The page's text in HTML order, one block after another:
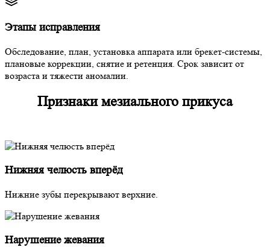
Этапы исправления
Обследование, план, установка аппарата или брекет-системы,
плановые коррекции, снятие и ретенция. Срок зависит от
возраста и тяжести аномалии.
Признаки мезиального прикуса
Нижняя челюсть вперёд
Нижние зубы перекрывают верхние.
Нарушение жевания